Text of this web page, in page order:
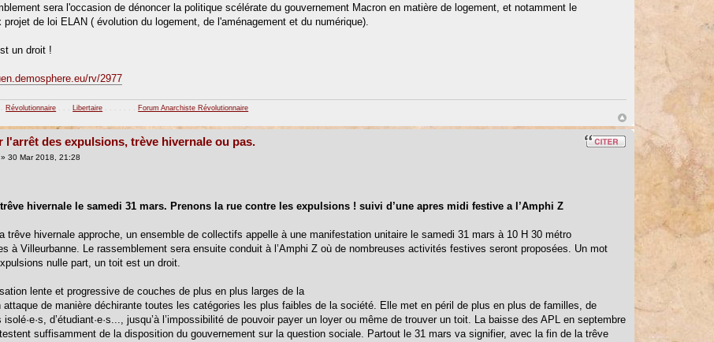
sera l'occasion de dénoncer la politique scélérate du gouvernement Macron en matière de logement, et notamment le
projet de loi ELAN ( évolution du logement, de l'aménagement et du numérique).
un droit !
rv/2977
Révolutionnaire . . . Libertaire . . . . . . . Forum Anarchiste Révolutionnaire
l'arrêt des expulsions, trève hivernale ou pas.
» 30 Mar 2018, 21:28
hivernale le samedi 31 mars. Prenons la rue contre les expulsions ! suivi d’une apres midi festive a l’Amphi Z
trêve hivernale approche, un ensemble de collectifs appelle à une manifestation unitaire le samedi 31 mars à 10 H 30 métro
à Villeurbanne. Le rassemblement sera ensuite conduit à l’Amphi Z où de nombreuses activités festives seront proposées. Un mot
nulle part, un toit est un droit.
lente et progressive de couches de plus en plus larges de la
attaque de manière déchirante toutes les catégories les plus faibles de la société. Elle met en péril de plus en plus de familles, de
isolé·e·s, d’étudiant·e·s..., jusqu’à l’impossibilité de pouvoir payer un loyer ou même de trouver un toit. La baisse des APL en septembre
suffisamment de la disposition du gouvernement sur la question sociale. Partout le 31 mars va signifier, avec la fin de la trêve